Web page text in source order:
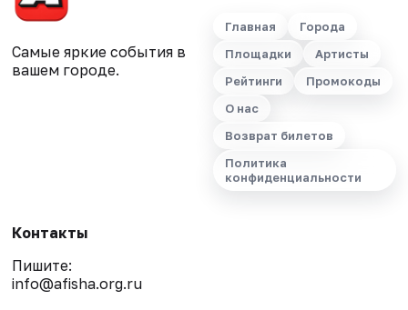
Самые яркие события в
вашем городе.
Главная
Города
Площадки
Артисты
Рейтинги
Промокоды
О нас
Возврат билетов
Политика
конфиденциальности
Контакты
Пишите:
info@afisha.org.ru